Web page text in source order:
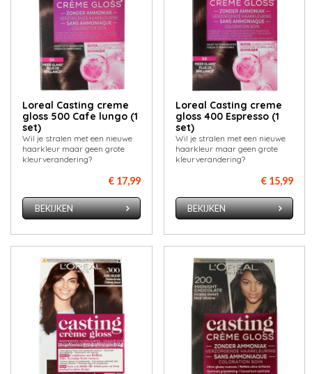
Loreal Casting creme
gloss 500 Cafe lungo (1
set)
Wil je stralen met een nieuwe
haarkleur maar geen grote
kleurverandering?
€ 17,99
BEKIJKEN
Loreal Casting creme
gloss 400 Espresso (1
set)
Wil je stralen met een nieuwe
haarkleur maar geen grote
kleurverandering?
€ 15,99
BEKIJKEN